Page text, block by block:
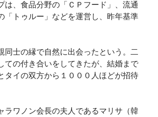
、食品分野の「ＣＰフード」、流通
「トゥルー」などを運営し、昨年基準
士の縁で自然に出会ったという。二
ての付き合いをしてきたが、結婚まで
タイの双方から１０００人ほどが招待
ラワノン会長の夫人であるマリサ（韓